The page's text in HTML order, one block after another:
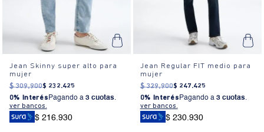
Jean Skinny super alto para
mujer
$ 309.900$ 232.425
0% Interés Pagando a 3 cuotas.
ver bancos.
$ 216.930
Jean Regular FIT medio para
mujer
$ 329.900$ 247.425
0% Interés Pagando a 3 cuotas.
ver bancos.
$ 230.930